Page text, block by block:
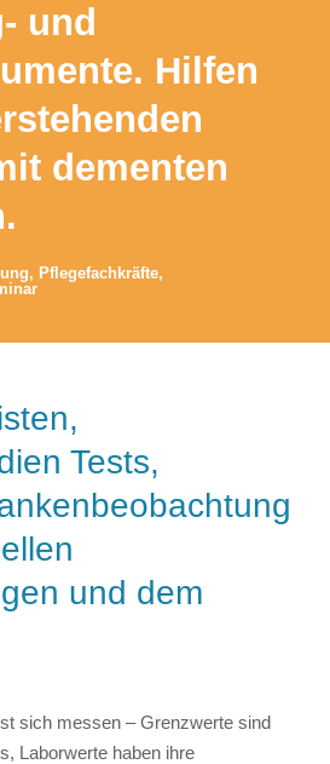
und
Hilfen
dementen
, Pflegefachkräfte,
Tests,
und dem
sich messen – Grenzwerte sind
Laborwerte haben ihre